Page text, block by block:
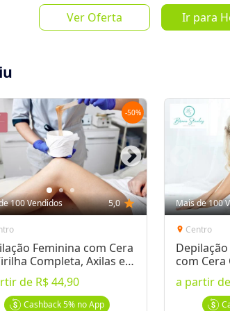
Ver Oferta Ir para
Salvar Oferta
Inscrever-se
a compra
-50%
100 Vendidos 5,0 star
Feminina com Cera
Completa, Axilas e
Perna
de R$ 44,90
Cashback5%no App
Mais de 100
location_on Centro
com
a partir de